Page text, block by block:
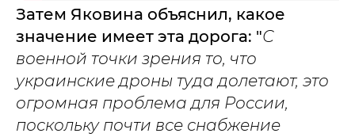
Затем Яковина объяснил, какое
значение имеет эта дорога: "С
военной точки зрения то, что
украинские дроны туда долетают, это
огромная проблема для России,
поскольку почти все снабжение